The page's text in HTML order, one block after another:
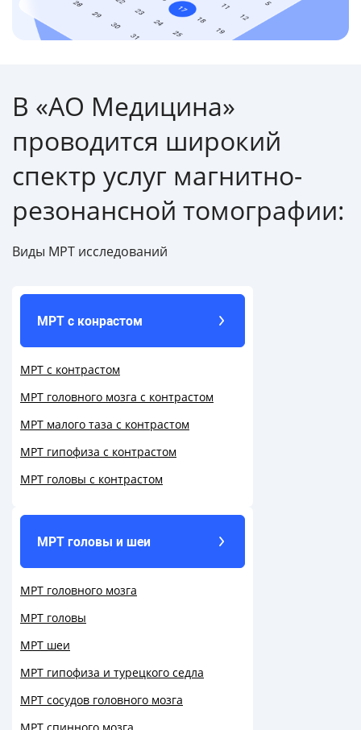
В «АО Медицина»
проводится широкий
спектр услуг магнитно-
резонансной томографии:
Виды МРТ исследований
МРТ с конрастом
МРТ с контрастом
МРТ головного мозга с контрастом
МРТ малого таза с контрастом
МРТ гипофиза с контрастом
МРТ головы с контрастом
МРТ головы и шеи
МРТ головного мозга
МРТ головы
МРТ шеи
МРТ гипофиза и турецкого седла
МРТ сосудов головного мозга